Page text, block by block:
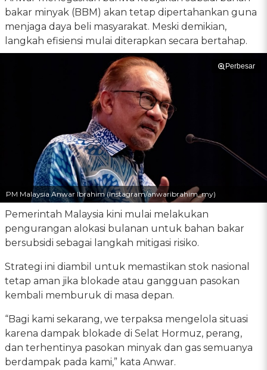
bakar minyak (BBM) akan tetap dipertahankan guna
menjaga daya beli masyarakat. Meski demikian,
langkah efisiensi mulai diterapkan secara bertahap.
Perbesar
PM Malaysia Anwar Ibrahim (Instagram/anwaribrahim_my)
Pemerintah Malaysia kini mulai melakukan
pengurangan alokasi bulanan untuk bahan bakar
bersubsidi sebagai langkah mitigasi risiko.
Strategi ini diambil untuk memastikan stok nasional
tetap aman jika blokade atau gangguan pasokan
kembali memburuk di masa depan.
“Bagi kami sekarang, we terpaksa mengelola situasi
karena dampak blokade di Selat Hormuz, perang,
dan terhentinya pasokan minyak dan gas semuanya
berdampak pada kami,” kata Anwar.